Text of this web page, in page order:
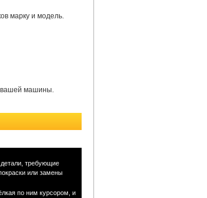
марку и модель.
вашей машины.
требующие
или замены
по ним курсором, и